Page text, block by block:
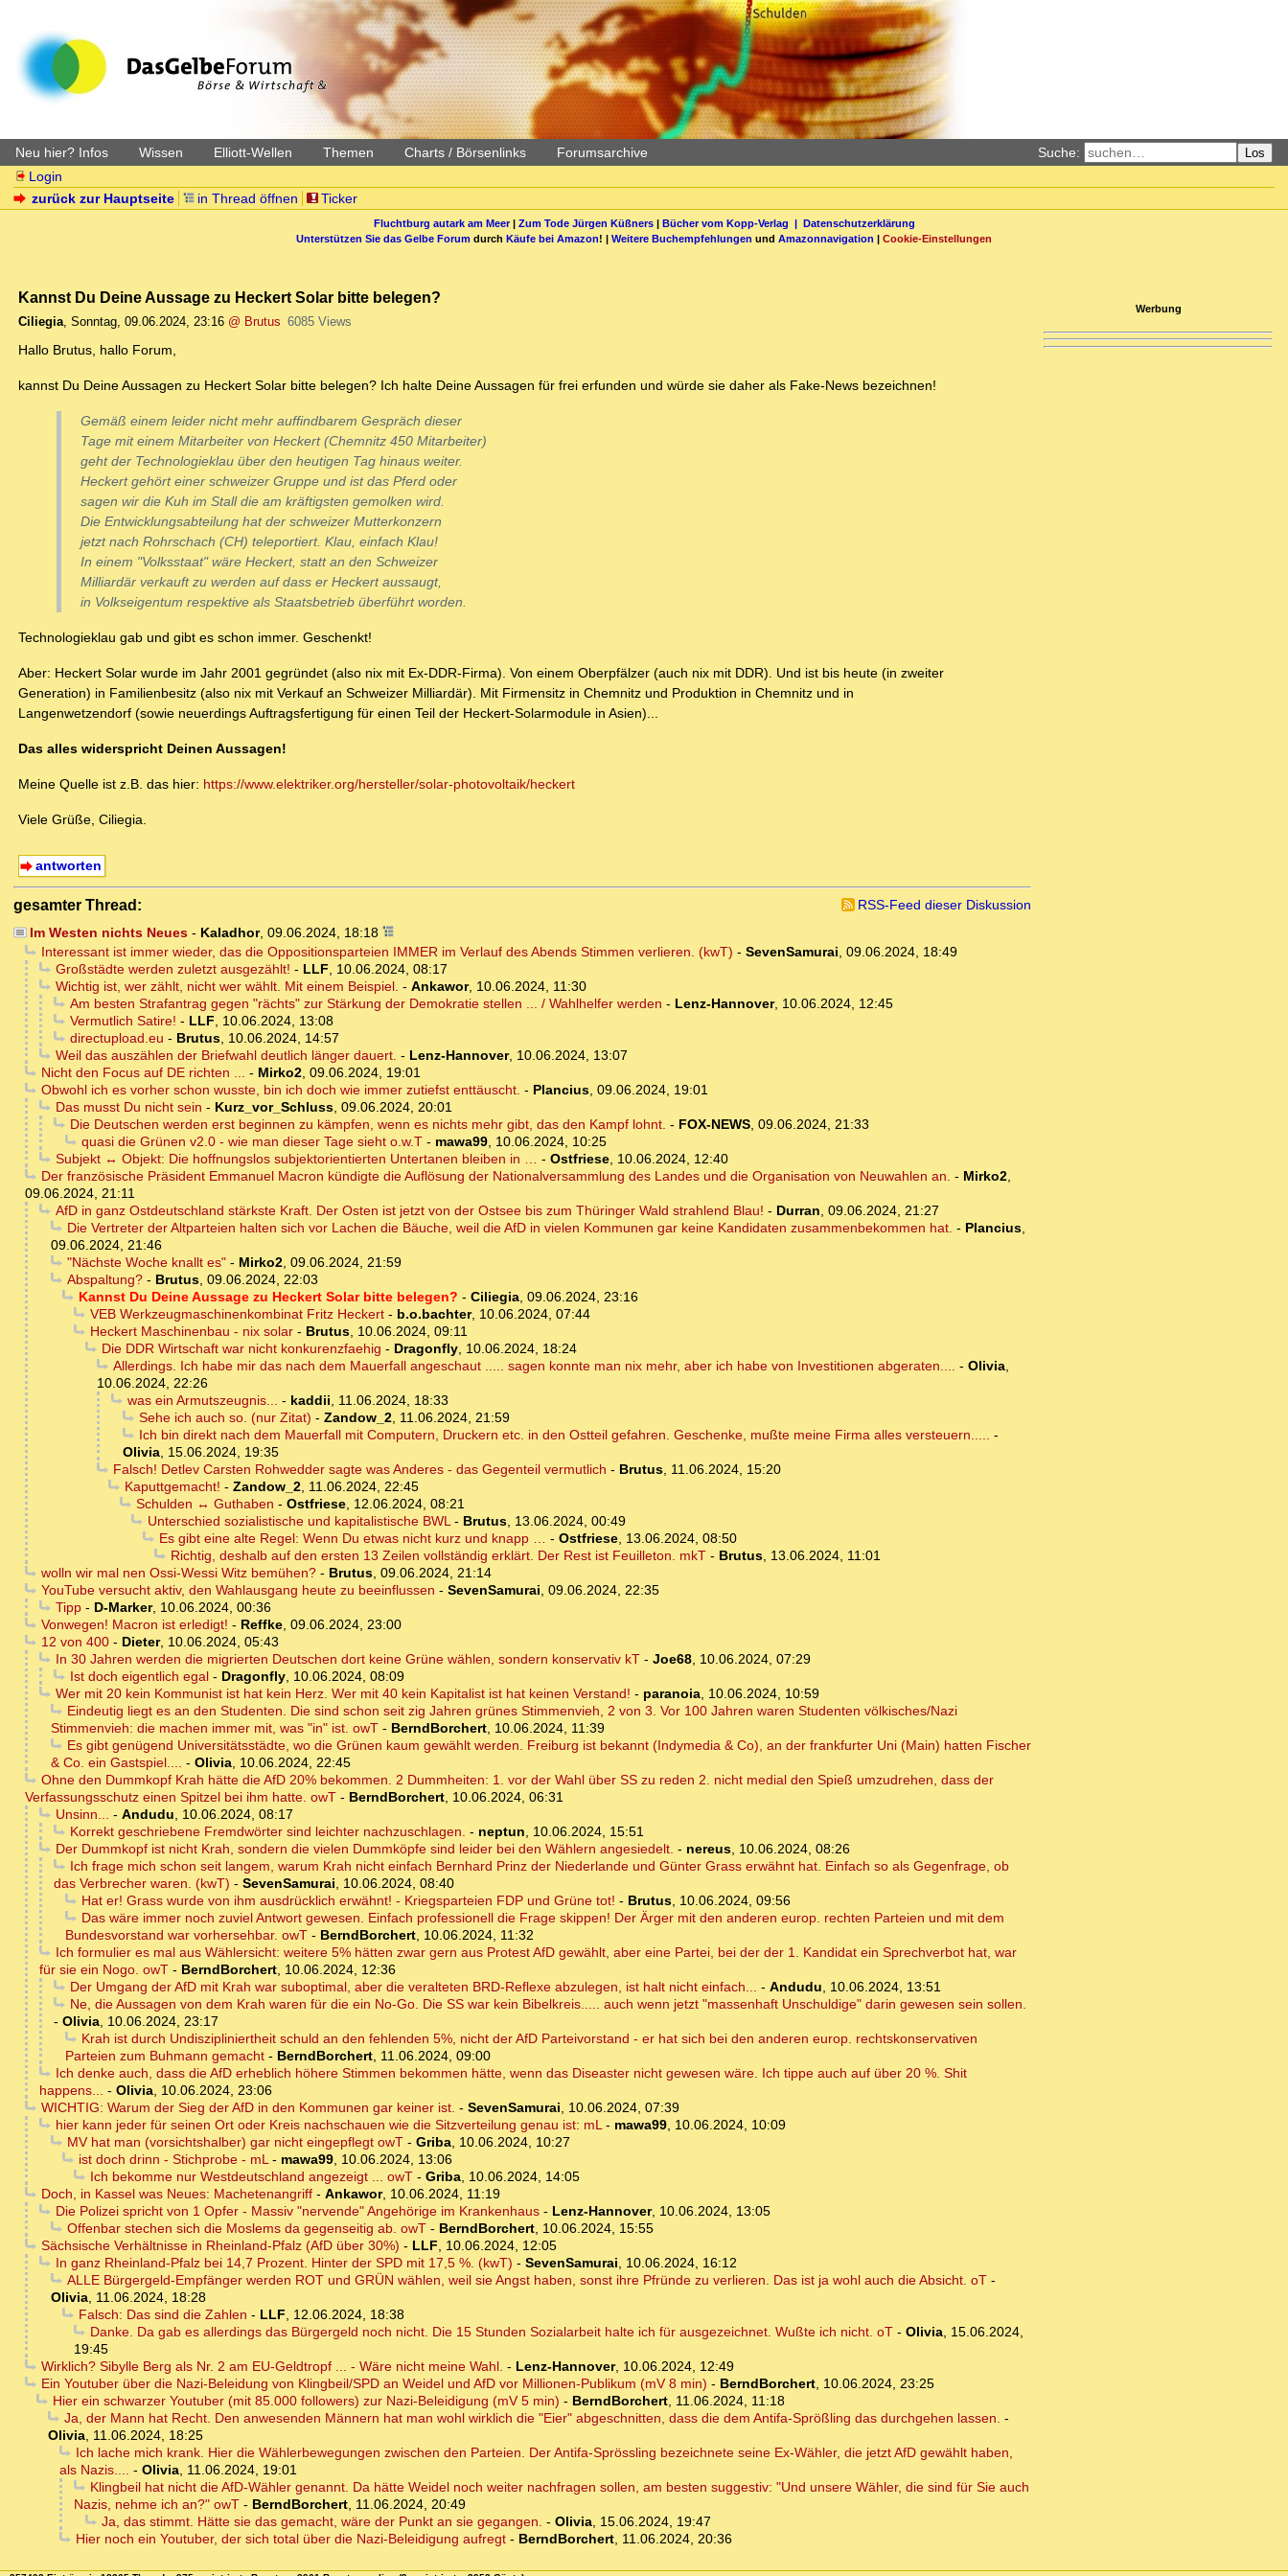
Neu hier? Infos Wissen Elliott-Wellen Themen Charts / Börsenlinks Forumsarchive Suche: Los
Login
zurück zur Hauptseite
in Thread öffnen Ticker
Fluchtburg autark am Meer| Zum Tode Jürgen Küßners| Bücher vom Kopp-Verlag | Datenschutzerklärung
Unterstützen Sie das Gelbe Forum durch Käufe bei Amazon! | Weitere Buchempfehlungen und Amazonnavigation | Cookie-Einstellungen
Kannst Du Deine Aussage zu Heckert Solar bitte belegen?
Ciliegia, Sonntag, 09.06.2024, 23:16 @ Brutus 6085 Views
Hallo Brutus, hallo Forum,
kannst Du Deine Aussagen zu Heckert Solar bitte belegen? Ich halte Deine Aussagen für frei erfunden und würde sie daher als Fake-News bezeichnen!
Gemäß einem leider nicht mehr auffindbarem Gespräch dieser
Tage mit einem Mitarbeiter von Heckert (Chemnitz 450 Mitarbeiter)
geht der Technologieklau über den heutigen Tag hinaus weiter.
Heckert gehört einer schweizer Gruppe und ist das Pferd oder
sagen wir die Kuh im Stall die am kräftigsten gemolken wird.
Die Entwicklungsabteilung hat der schweizer Mutterkonzern
jetzt nach Rohrschach (CH) teleportiert. Klau, einfach Klau!
In einem "Volksstaat" wäre Heckert, statt an den Schweizer
Milliardär verkauft zu werden auf dass er Heckert aussaugt,
in Volkseigentum respektive als Staatsbetrieb überführt worden.
Technologieklau gab und gibt es schon immer. Geschenkt!
Aber: Heckert Solar wurde im Jahr 2001 gegründet (also nix mit Ex-DDR-Firma). Von einem Oberpfälzer (auch nix mit DDR). Und ist bis heute (in zweiter
Generation) in Familienbesitz (also nix mit Verkauf an Schweizer Milliardär). Mit Firmensitz in Chemnitz und Produktion in Chemnitz und in
Langenwetzendorf (sowie neuerdings Auftragsfertigung für einen Teil der Heckert-Solarmodule in Asien)...
Das alles widerspricht Deinen Aussagen!
Meine Quelle ist z.B. das hier: https://www.elektriker.org/hersteller/solar-photovoltaik/heckert
Viele Grüße, Ciliegia.
antworten
gesamter Thread:
RSS-Feed dieser Diskussion
Im Westen nichts Neues- Kaladhor, 09.06.2024, 18:18
Interessant ist immer wieder, das die Oppositionsparteien IMMER im Verlauf des Abends Stimmen verlieren. (kwT) - SevenSamurai, 09.06.2024, 18:49
Großstädte werden zuletzt ausgezählt! - LLF, 10.06.2024, 08:17
Wichtig ist, wer zählt, nicht wer wählt. Mit einem Beispiel. - Ankawor, 10.06.2024, 11:30
Am besten Strafantrag gegen "rächts" zur Stärkung der Demokratie stellen ... / Wahlhelfer werden - Lenz-Hannover, 10.06.2024, 12:45
Vermutlich Satire! - LLF, 10.06.2024, 13:08
directupload.eu - Brutus, 10.06.2024, 14:57
Weil das auszählen der Briefwahl deutlich länger dauert. - Lenz-Hannover, 10.06.2024, 13:07
Nicht den Focus auf DE richten ... - Mirko2, 09.06.2024, 19:01
Obwohl ich es vorher schon wusste, bin ich doch wie immer zutiefst enttäuscht. - Plancius, 09.06.2024, 19:01
Das musst Du nicht sein - Kurz_vor_Schluss, 09.06.2024, 20:01
Die Deutschen werden erst beginnen zu kämpfen, wenn es nichts mehr gibt, das den Kampf lohnt. - FOX-NEWS, 09.06.2024, 21:33
quasi die Grünen v2.0 - wie man dieser Tage sieht o.w.T- mawa99, 10.06.2024, 10:25
Subjekt ↔ Objekt: Die hoffnungslos subjektorientierten Untertanen bleiben in … - Ostfriese, 10.06.2024, 12:40
Der französische Präsident Emmanuel Macron kündigte die Auflösung der Nationalversammlung des Landes und die Organisation von Neuwahlen an. - Mirko2,
09.06.2024, 21:11
AfD in ganz Ostdeutschland stärkste Kraft. Der Osten ist jetzt von der Ostsee bis zum Thüringer Wald strahlend Blau! - Durran, 09.06.2024, 21:27
Die Vertreter der Altparteien halten sich vor Lachen die Bäuche, weil die AfD in vielen Kommunen gar keine Kandidaten zusammenbekommen hat. - Plancius,
09.06.2024, 21:46
"Nächste Woche knallt es"- Mirko2, 09.06.2024, 21:59
Abspaltung?- Brutus, 09.06.2024, 22:03
Kannst Du Deine Aussage zu Heckert Solar bitte belegen? - Ciliegia, 09.06.2024, 23:16
VEB Werkzeugmaschinenkombinat Fritz Heckert- b.o.bachter, 10.06.2024, 07:44
Heckert Maschinenbau - nix solar- Brutus, 10.06.2024, 09:11
Die DDR Wirtschaft war nicht konkurenzfaehig - Dragonfly, 10.06.2024, 18:24
Allerdings. Ich habe mir das nach dem Mauerfall angeschaut ..... sagen konnte man nix mehr, aber ich habe von Investitionen abgeraten.... - Olivia,
10.06.2024, 22:26
was ein Armutszeugnis... - kaddii, 11.06.2024, 18:33
Sehe ich auch so. (nur Zitat) - Zandow_2, 11.06.2024, 21:59
Ich bin direkt nach dem Mauerfall mit Computern, Druckern etc. in den Ostteil gefahren. Geschenke, mußte meine Firma alles versteuern..... -
Olivia, 15.06.2024, 19:35
Falsch! Detlev Carsten Rohwedder sagte was Anderes - das Gegenteil vermutlich - Brutus, 11.06.2024, 15:20
Kaputtgemacht! - Zandow_2, 11.06.2024, 22:45
Schulden ↔ Guthaben - Ostfriese, 12.06.2024, 08:21
Unterschied sozialistische und kapitalistische BWL- Brutus, 13.06.2024, 00:49
Es gibt eine alte Regel: Wenn Du etwas nicht kurz und knapp … - Ostfriese, 13.06.2024, 08:50
Richtig, deshalb auf den ersten 13 Zeilen vollständig erklärt. Der Rest ist Feuilleton. mkT- Brutus, 13.06.2024, 11:01
wolln wir mal nen Ossi-Wessi Witz bemühen?- Brutus, 09.06.2024, 21:14
YouTube versucht aktiv, den Wahlausgang heute zu beeinflussen - SevenSamurai, 09.06.2024, 22:35
Tipp- D-Marker, 10.06.2024, 00:36
Vonwegen! Macron ist erledigt! - Reffke, 09.06.2024, 23:00
12 von 400- Dieter, 10.06.2024, 05:43
In 30 Jahren werden die migrierten Deutschen dort keine Grüne wählen, sondern konservativ kT- Joe68, 10.06.2024, 07:29
Ist doch eigentlich egal- Dragonfly, 10.06.2024, 08:09
Wer mit 20 kein Kommunist ist hat kein Herz. Wer mit 40 kein Kapitalist ist hat keinen Verstand! - paranoia, 10.06.2024, 10:59
Eindeutig liegt es an den Studenten. Die sind schon seit zig Jahren grünes Stimmenvieh, 2 von 3. Vor 100 Jahren waren Studenten völkisches/Nazi
Stimmenvieh: die machen immer mit, was "in" ist. owT - BerndBorchert, 10.06.2024, 11:39
Es gibt genügend Universitätsstädte, wo die Grünen kaum gewählt werden. Freiburg ist bekannt (Indymedia & Co), an der frankfurter Uni (Main) hatten Fischer
& Co. ein Gastspiel.... - Olivia, 10.06.2024, 22:45
Ohne den Dummkopf Krah hätte die AfD 20% bekommen. 2 Dummheiten: 1. vor der Wahl über SS zu reden 2. nicht medial den Spieß umzudrehen, dass der
Verfassungsschutz einen Spitzel bei ihm hatte. owT - BerndBorchert, 10.06.2024, 06:31
Unsinn... - Andudu, 10.06.2024, 08:17
Korrekt geschriebene Fremdwörter sind leichter nachzuschlagen. - neptun, 10.06.2024, 15:51
Der Dummkopf ist nicht Krah, sondern die vielen Dummköpfe sind leider bei den Wählern angesiedelt. - nereus, 10.06.2024, 08:26
Ich frage mich schon seit langem, warum Krah nicht einfach Bernhard Prinz der Niederlande und Günter Grass erwähnt hat. Einfach so als Gegenfrage, ob
das Verbrecher waren. (kwT) - SevenSamurai, 10.06.2024, 08:40
Hat er! Grass wurde von ihm ausdrücklich erwähnt! - Kriegsparteien FDP und Grüne tot! - Brutus, 10.06.2024, 09:56
Das wäre immer noch zuviel Antwort gewesen. Einfach professionell die Frage skippen! Der Ärger mit den anderen europ. rechten Parteien und mit dem
Bundesvorstand war vorhersehbar. owT - BerndBorchert, 10.06.2024, 11:32
Ich formulier es mal aus Wählersicht: weitere 5% hätten zwar gern aus Protest AfD gewählt, aber eine Partei, bei der der 1. Kandidat ein Sprechverbot hat, war
für sie ein Nogo. owT - BerndBorchert, 10.06.2024, 12:36
Der Umgang der AfD mit Krah war suboptimal, aber die veralteten BRD-Reflexe abzulegen, ist halt nicht einfach... - Andudu, 10.06.2024, 13:51
Ne, die Aussagen von dem Krah waren für die ein No-Go. Die SS war kein Bibelkreis..... auch wenn jetzt "massenhaft Unschuldige" darin gewesen sein sollen.
- Olivia, 10.06.2024, 23:17
Krah ist durch Undiszipliniertheit schuld an den fehlenden 5%, nicht der AfD Parteivorstand - er hat sich bei den anderen europ. rechtskonservativen
Parteien zum Buhmann gemacht - BerndBorchert, 11.06.2024, 09:00
Ich denke auch, dass die AfD erheblich höhere Stimmen bekommen hätte, wenn das Diseaster nicht gewesen wäre. Ich tippe auch auf über 20 %. Shit
happens... - Olivia, 10.06.2024, 23:06
WICHTIG: Warum der Sieg der AfD in den Kommunen gar keiner ist. - SevenSamurai, 10.06.2024, 07:39
hier kann jeder für seinen Ort oder Kreis nachschauen wie die Sitzverteilung genau ist: mL- mawa99, 10.06.2024, 10:09
MV hat man (vorsichtshalber) gar nicht eingepflegt owT- Griba, 10.06.2024, 10:27
ist doch drinn - Stichprobe - mL- mawa99, 10.06.2024, 13:06
Ich bekomme nur Westdeutschland angezeigt ... owT- Griba, 10.06.2024, 14:05
Doch, in Kassel was Neues: Machetenangriff- Ankawor, 10.06.2024, 11:19
Die Polizei spricht von 1 Opfer - Massiv "nervende" Angehörige im Krankenhaus- Lenz-Hannover, 10.06.2024, 13:05
Offenbar stechen sich die Moslems da gegenseitig ab. owT- BerndBorchert, 10.06.2024, 15:55
Sächsische Verhältnisse in Rheinland-Pfalz (AfD über 30%) - LLF, 10.06.2024, 12:05
In ganz Rheinland-Pfalz bei 14,7 Prozent. Hinter der SPD mit 17,5 %. (kwT) - SevenSamurai, 10.06.2024, 16:12
ALLE Bürgergeld-Empfänger werden ROT und GRÜN wählen, weil sie Angst haben, sonst ihre Pfründe zu verlieren. Das ist ja wohl auch die Absicht. oT-
Olivia, 11.06.2024, 18:28
Falsch: Das sind die Zahlen - LLF, 12.06.2024, 18:38
Danke. Da gab es allerdings das Bürgergeld noch nicht. Die 15 Stunden Sozialarbeit halte ich für ausgezeichnet. Wußte ich nicht. oT- Olivia, 15.06.2024,
19:45
Wirklich? Sibylle Berg als Nr. 2 am EU-Geldtropf ... - Wäre nicht meine Wahl. - Lenz-Hannover, 10.06.2024, 12:49
Ein Youtuber über die Nazi-Beleidung von Klingbeil/SPD an Weidel und AfD vor Millionen-Publikum (mV 8 min) - BerndBorchert, 10.06.2024, 23:25
Hier ein schwarzer Youtuber (mit 85.000 followers) zur Nazi-Beleidigung (mV 5 min) - BerndBorchert, 11.06.2024, 11:18
Ja, der Mann hat Recht. Den anwesenden Männern hat man wohl wirklich die "Eier" abgeschnitten, dass die dem Antifa-Sprößling das durchgehen lassen. -
Olivia, 11.06.2024, 18:25
Ich lache mich krank. Hier die Wählerbewegungen zwischen den Parteien. Der Antifa-Sprössling bezeichnete seine Ex-Wähler, die jetzt AfD gewählt haben,
als Nazis.... - Olivia, 11.06.2024, 19:01
Klingbeil hat nicht die AfD-Wähler genannt. Da hätte Weidel noch weiter nachfragen sollen, am besten suggestiv: "Und unsere Wähler, die sind für Sie auch
Nazis, nehme ich an?" owT - BerndBorchert, 11.06.2024, 20:49
Ja, das stimmt. Hätte sie das gemacht, wäre der Punkt an sie gegangen. - Olivia, 15.06.2024, 19:47
Hier noch ein Youtuber, der sich total über die Nazi-Beleidigung aufregt- BerndBorchert, 11.06.2024, 20:36
Werbung